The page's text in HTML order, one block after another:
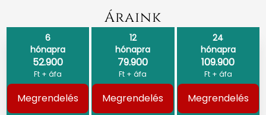
Áraink
6
hónapra
52.900
Ft + áfa
Megrendelés
12
hónapra
79.900
Ft + áfa
Megrendelés
24
hónapra
109.900
Ft + áfa
Megrendelés